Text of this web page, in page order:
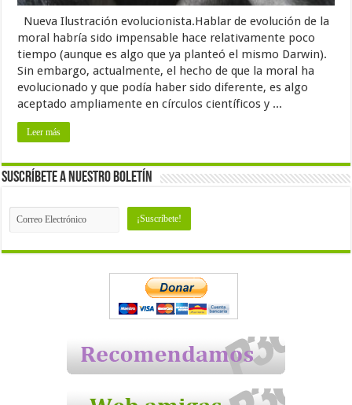
Nueva Ilustración evolucionista.Hablar de evolución de la
moral habría sido impensable hace relativamente poco
tiempo (aunque es algo que ya planteó el mismo Darwin).
Sin embargo, actualmente, el hecho de que la moral ha
evolucionado y que podía haber sido diferente, es algo
aceptado ampliamente en círculos científicos y ...
Leer más
Suscríbete a nuestro Boletín